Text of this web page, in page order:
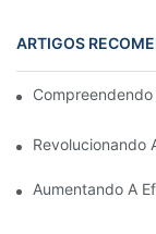
ARTIGOS
Revolucionando
Aumentando A